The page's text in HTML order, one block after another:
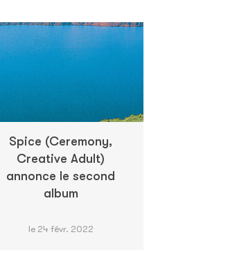
Spice (Ceremony,
Creative Adult)
annonce le second
album
le 24 févr. 2022